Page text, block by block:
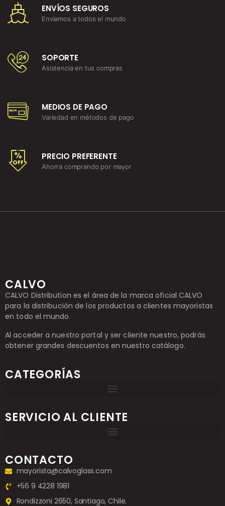
ENVÍOS SEGUROS
Enviamos a todos el mundo
SOPORTE
Asistencia en tus compras
MEDIOS DE PAGO
Variedad en métodos de pago
PRECIO PREFERENTE
Ahorra comprando por mayor
CALVO
CALVO Distribution es el área de la marca oficial CALVO
para la distribución de los productos a clientes mayoristas
en todo el mundo.
Al acceder a nuestro portal y ser cliente nuestro, podrás
obtener grandes descuentos en nuestro catálogo.
CATEGORÍAS
SERVICIO AL CLIENTE
CONTACTO
mayorista@calvoglass.com
+56 9 4228 1981
Rondizzoni 2650, Santiago, Chile.